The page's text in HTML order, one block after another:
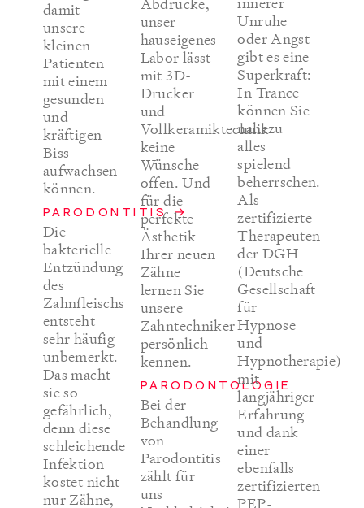
damit
unsere
kleinen
Patienten
mit einem
gesunden
und
kräftigen
Biss
aufwachsen
können.
PARODONTITIS →
Die
bakterielle
Entzündung
des
Zahnfleischs
entsteht
sehr häufig
unbemerkt.
Das macht
sie so
gefährlich,
denn diese
schleichende
Infektion
kostet nicht
nur Zähne,
Abdrücke,
unser
hauseigenes
Labor lässt
mit 3D-
Drucker
und
Vollkeramiktechnik
keine
Wünsche
offen. Und
für die
perfekte
Ästhetik
Ihrer neuen
Zähne
lernen Sie
unsere
Zahntechniker
persönlich
kennen.
PARODONTOLOGIE
Bei der
Behandlung
von
Parodontitis
zählt für
uns
Unruhe
oder Angst
gibt es eine
Superkraft:
In Trance
können Sie
nahezu
alles
spielend
beherrschen.
Als
zertifizierte
Therapeuten
der DGH
(Deutsche
Gesellschaft
für
Hypnose
und
Hypnotherapie)
mit
langjähriger
Erfahrung
und dank
einer
ebenfalls
zertifizierten
PEP-